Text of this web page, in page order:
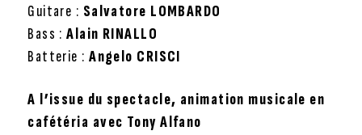
Guitare : Salvatore LOMBARDO
Bass :Alain RINALLO
Batterie :Angelo CRISCI
A l’issue du spectacle, animation musicale en
cafétéria avec Tony Alfano